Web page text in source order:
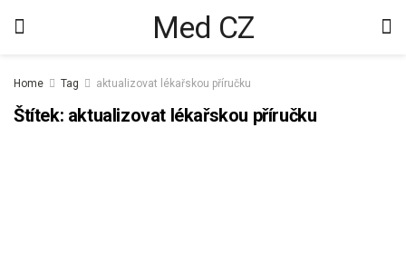
Med CZ
Home Tag aktualizovat lékařskou příručku
Štítek: aktualizovat lékařskou příručku